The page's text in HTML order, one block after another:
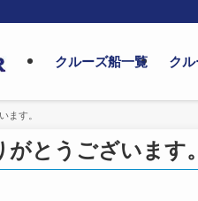
クルーズ船一覧 ク
ます。
とうございます。